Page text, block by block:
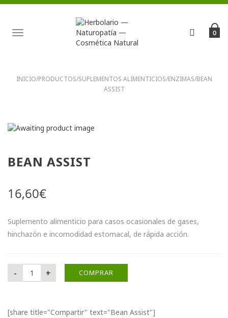
TOGGLE
NAVIGATION
0
INICIO/PRODUCTOS/SUPLEMENTOS ALIMENTICIOS/ENZIMAS/BEAN
ASSIST
BEAN ASSIST
16,60€
Suplemento alimenticio para casos ocasionales de gases,
hinchazón e incomodidad estomacal, de rápida acción.
-
Bean Assist cantidad
+ COMPRAR
[share title="Compartir" text="Bean Assist"]